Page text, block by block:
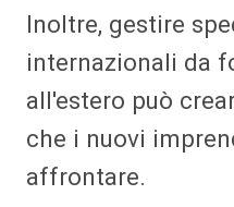
Inoltre, gestire
internazionali da
all'estero può
che i nuovi
affrontare.